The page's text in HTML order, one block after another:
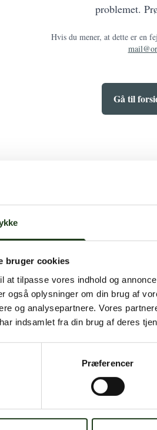
bruger cookies
at tilpasse vores indhold og
også oplysninger om din brug af
og analysepartnere. Vores
indsamlet fra din brug af deres
Præferencer
problemet.
Hvis du mener, at dette er en
Gå til